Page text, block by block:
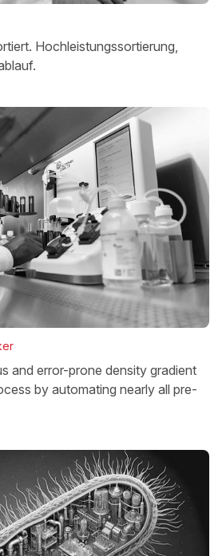
Hochleistungssortierung,
and error-prone density gradient
by automating nearly all pre-